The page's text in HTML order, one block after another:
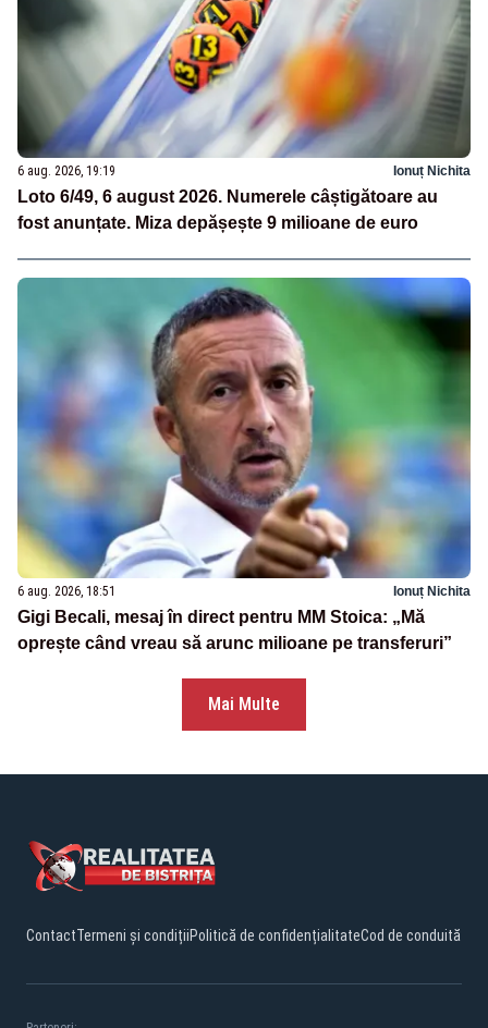
6 aug. 2026, 19:19 Ionuț Nichita
Loto 6/49, 6 august 2026. Numerele câștigătoare au
fost anunțate. Miza depășește 9 milioane de euro
6 aug. 2026, 18:51 Ionuț Nichita
Gigi Becali, mesaj în direct pentru MM Stoica: „Mă
oprește când vreau să arunc milioane pe transferuri”
Mai Multe
ContactTermeni și condițiiPolitică de confidențialitateCod de conduită